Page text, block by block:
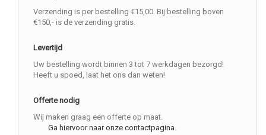
Verzending is per bestelling €15,00. Bij bestelling boven
€150,- is de verzending gratis.
Levertijd
Uw bestelling wordt binnen 3 tot 7 werkdagen bezorgd!
Heeft u spoed, laat het ons dan weten!
Offerte nodig
Wij maken graag een offerte op maat.
Ga hiervoor naar onze contactpagina.